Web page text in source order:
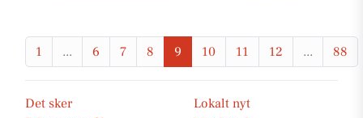
1 ... 6 7 8 9 10 11 12 ... 88
Det sker
Lokalt nyt